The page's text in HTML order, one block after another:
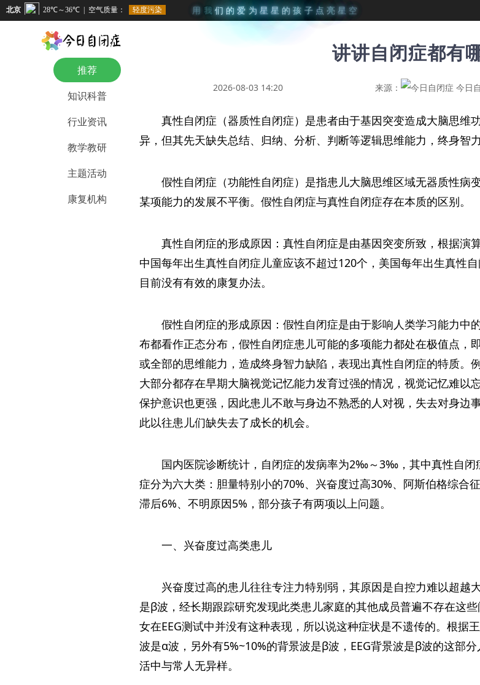
用 我 们 的 爱 为 星 星 的 孩 子 点 亮 星 空
推荐
知识科普
行业资讯
教学教研
主题活动
康复机构
讲讲自闭症都有
2026-08-03 14:20 来源： 今日
真性自闭症（器质性自闭症）是患者由于基因突变造成大脑思
异，但其先天缺失总结、归纳、分析、判断等逻辑思维能力，终身智力
假性自闭症（功能性自闭症）是指患儿大脑思维区域无器质性病
某项能力的发展不平衡。假性自闭症与真性自闭症存在本质的区别。
真性自闭症的形成原因：真性自闭症是由基因突变所致，根据演
中国每年出生真性自闭症儿童应该不超过120个，美国每年出生真性
目前没有有效的康复办法。
假性自闭症的形成原因：假性自闭症是由于影响人类学习能力中
布都看作正态分布，假性自闭症患儿可能的多项能力都处在极值点，
或全部的思维能力，造成终身智力缺陷，表现出真性自闭症的特质。
大部分都存在早期大脑视觉记忆能力发育过强的情况，视觉记忆难
保护意识也更强，因此患儿不敢与身边不熟悉的人对视，失去对身边
此以往患儿们缺失去了成长的机会。
国内医院诊断统计，自闭症的发病率为2‰～3‰，其中真性自闭
症分为六大类：胆量特别小的70%、兴奋度过高30%、阿斯伯格综合
滞后6%、不明原因5%，部分孩子有两项以上问题。
一、兴奋度过高类患儿
兴奋度过高的患儿往往专注力特别弱，其原因是自控力难以超越
是β波，经长期跟踪研究发现此类患儿家庭的其他成员普遍不存在这
女在EEG测试中并没有这种表现，所以说这种症状是不遗传的。根据
波是α波，另外有5%~10%的背景波是β波，EEG背景波是β波的这部
活中与常人无异样。